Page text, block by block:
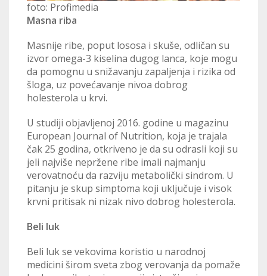
foto: Profimedia
Masna riba
Masnije ribe, poput lososa i skuše, odličan su
izvor omega-3 kiselina dugog lanca, koje mogu
da pomognu u snižavanju zapaljenja i rizika od
šloga, uz povećavanje nivoa dobrog
holesterola u krvi.
U studiji objavljenoj 2016. godine u magazinu
European Journal of Nutrition, koja je trajala
čak 25 godina, otkriveno je da su odrasli koji su
jeli najviše nepržene ribe imali najmanju
verovatnoću da razviju metabolički sindrom. U
pitanju je skup simptoma koji uključuje i visok
krvni pritisak ni nizak nivo dobrog holesterola.
Beli luk
Beli luk se vekovima koristio u narodnoj
medicini širom sveta zbog verovanja da pomaže